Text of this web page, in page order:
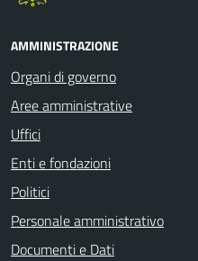
AMMINISTRAZIONE
Organi di governo
Aree amministrative
Uffici
Enti e fondazioni
Politici
Personale amministrativo
Documenti e Dati